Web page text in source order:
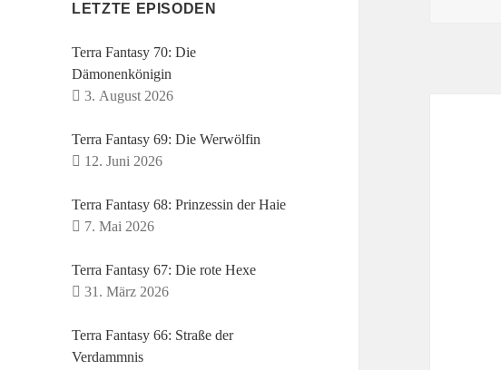
LETZTE EPISODEN
Terra Fantasy 70: Die
Dämonenkönigin
3. August 2026
Terra Fantasy 69: Die Werwölfin
12. Juni 2026
Terra Fantasy 68: Prinzessin der Haie
7. Mai 2026
Terra Fantasy 67: Die rote Hexe
31. März 2026
Terra Fantasy 66: Straße der
Verdammnis